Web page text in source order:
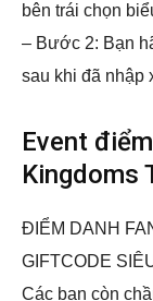
bên trái chọn
– Bước 2: Bạn
sau khi đã nhập
Event
Kingdoms
ĐIỂM DANH
GIFTCODE
Các bạn còn